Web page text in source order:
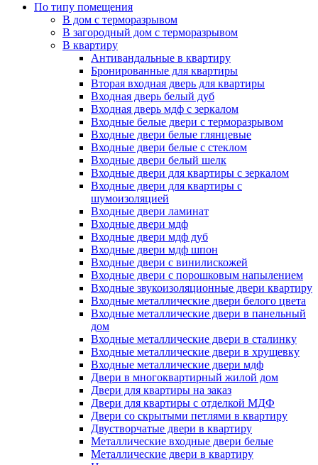
По типу помещения
В дом с терморазрывом
В загородный дом с терморазрывом
В квартиру
Антивандальные в квартиру
Бронированные для квартиры
Вторая входная дверь для квартиры
Входная дверь белый дуб
Входная дверь мдф с зеркалом
Входные белые двери с терморазрывом
Входные двери белые глянцевые
Входные двери белые с стеклом
Входные двери белый шелк
Входные двери для квартиры с зеркалом
Входные двери для квартиры с
шумоизоляцией
Входные двери ламинат
Входные двери мдф
Входные двери мдф дуб
Входные двери мдф шпон
Входные двери с винилискожей
Входные двери с порошковым напылением
Входные звукоизоляционные двери квартиру
Входные металлические двери белого цвета
Входные металлические двери в панельный
дом
Входные металлические двери в сталинку
Входные металлические двери в хрущевку
Входные металлические двери мдф
Двери в многоквартирный жилой дом
Двери для квартиры на заказ
Двери для квартиры с отделкой МДФ
Двери со скрытыми петлями в квартиру
Двустворчатые двери в квартиру
Металлические входные двери белые
Металлические двери в квартиру